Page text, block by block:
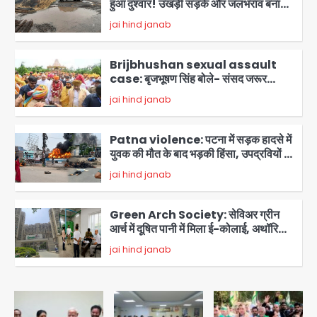
2
हुआ दुश्वार! उखड़ी सड़कें और जलभराव बना
आफत, अंडरपास पर भी खतरा
jai hind janab
3
Brijbhushan sexual assault
case: बृजभूषण सिंह बोले- संसद जरूर
लौटूंगा, हुई चरित्र हत्या की कोशिश, प्रियंका
गांधी को बरगलाया गया, यौन शोषण नहीं ‘गुड-
बैड टच’ का था मामला
jai hind janab
4
Patna violence: पटना में सड़क हादसे में
युवक की मौत के बाद भड़की हिंसा, उपद्रवियों ने
फूंकीं 10 गाड़ियां, ट्रैफिक पोस्ट और स्लीपर
बस भी जलाई, NH-30 जाम
jai hind janab
5
Green Arch Society: सेविअर ग्रीन
आर्च में दूषित पानी में मिला ई-कोलाई, अथॉरिटी
ने शुरू की सैंपलिंग जांच
jai hind janab
Noida waterlogging: नोएडा में
‘हाईटेक सिटी’ के दावों की खुली पोल,